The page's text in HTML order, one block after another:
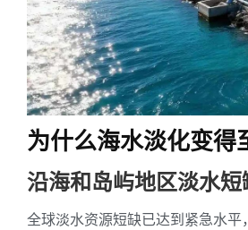
为什么海水淡化变得
沿海和岛屿地区淡水
全球淡水资源短缺已达到紧急水